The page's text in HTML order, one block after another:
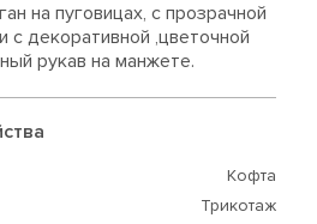
на пуговицах, с прозрачной
с декоративной ,цветочной
рукав на манжете.
Кофта
Трикотаж